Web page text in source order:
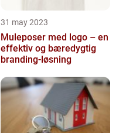
31 may 2023
Muleposer med logo – en
effektiv og bæredygtig
branding-løsning